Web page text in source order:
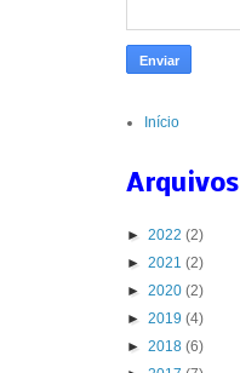
Início
Arquivos
► 2022 (2)
► 2021 (2)
► 2020 (2)
► 2019 (4)
► 2018 (6)